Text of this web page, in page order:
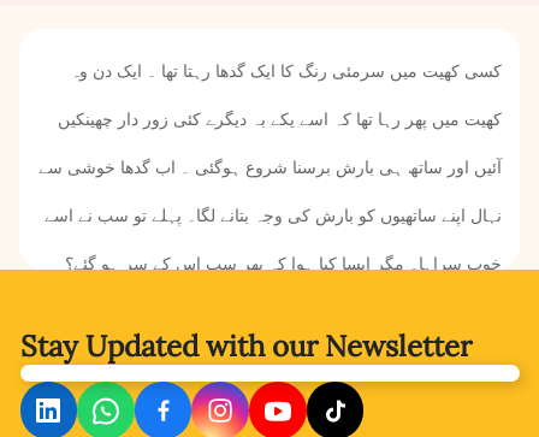
کسی کھیت میں سرمئی رنگ کا ایک گدھا رہتا تھا ۔ ایک دن وہ
کھیت میں پھر رہا تھا کہ اسے یکے بہ دیگرے کئی زور دار چھینکیں
آئیں اور ساتھ ہی بارش برسنا شروع ہوگئی ۔ اب گدھا خوشی سے
نہال اپنے ساتھیوں کو بارش کی وجہ بتانے لگا۔ پہلے تو سب نے اسے
خوب سراہا۔ مگر ایسا کیا ہوا کہ پھر سب اس کے سر ہو گئے؟
Stay Updated withour Newsletter